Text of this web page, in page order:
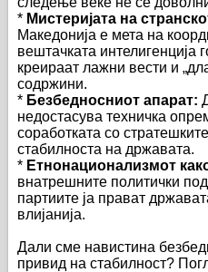
* Мистеријата на
Македонија е мета на
вештачката интелигенција
креираат лажни вести и
содржини.
* Безбедносниот апарат:
недостасува техничка
соработката со
стабилноста на државата.
* Етнонационализмот
внатрешните политички
партиите ја прават
влијанија.
Дали сме навистина
привид на стабилност?